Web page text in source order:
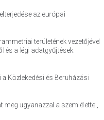
az európai
területének vezetőjével
és a légi adatgyűjtések
Közlekedési és Beruházási
ugyanazzal a szemlélettel,